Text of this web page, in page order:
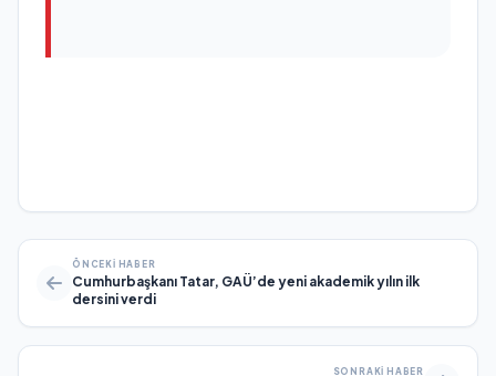
ÖNCEKI HABER
Cumhurbaşkanı Tatar, GAÜ’de yeni akademik yılın ilk
dersini verdi
SONRAKI HABER